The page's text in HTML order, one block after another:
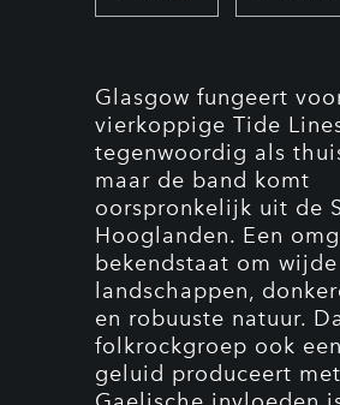
Glasgow fungeert
vierkoppige Tide
tegenwoordig als
maar de band komt
oorspronkelijk uit de
Hooglanden. Een
bekendstaat om wijde
landschappen,
en robuuste natuur.
folkrockgroep ook
geluid produceert met